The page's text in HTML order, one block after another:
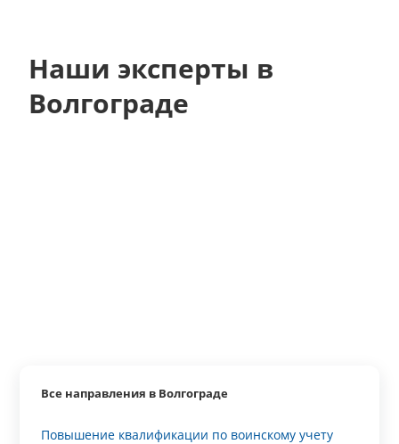
Наши эксперты в
Волгограде
Все направления в Волгограде
Повышение квалификации по воинскому учету